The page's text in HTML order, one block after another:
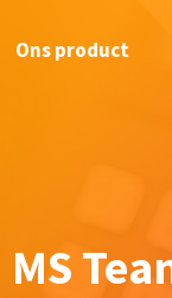
Ons product
MS